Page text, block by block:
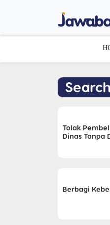
Tolak
Dinas Tanpa
Berbagi